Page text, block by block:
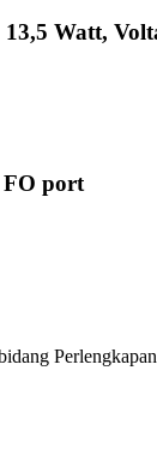
Watt,
port